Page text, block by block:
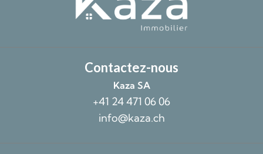
Contactez-nous
Kaza SA
+41 24 471 06 06
info@kaza.ch